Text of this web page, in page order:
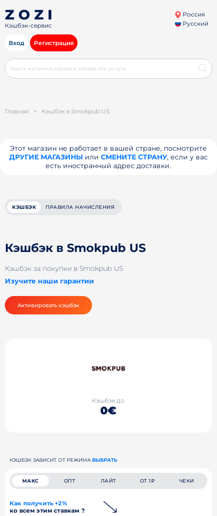
Кэшбэк-сервис
Россия
Русский
Вход Регистрация
Главная > Кэшбэк в Smokpub US
Этот магазин не работает в вашей стране, посмотрите
ДРУГИЕ МАГАЗИНЫили СМЕНИТЕ СТРАНУ, если у вас
есть иностранный адрес доставки.
КЭШБЭК ПРАВИЛА НАЧИСЛЕНИЯ
Кэшбэк в Smokpub US
Кэшбэк за покупки в Smokpub US
Изучите наши гарантии
Активировать кэшбэк
Кэшбэк до
0€
КЭШБЭК ЗАВИСИТ ОТ РЕЖИМА ВЫБРАТЬ
МАКС ОПТ ЛАЙТ ОТ 1₽ ЧЕКИ
Как получить +2%
ко всем этим ставкам ?